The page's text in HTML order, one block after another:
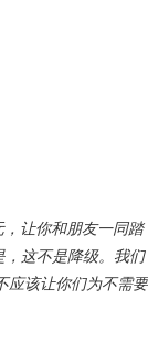
让你和朋友一同踏
这不是降级。我们
应该让你们为不需要